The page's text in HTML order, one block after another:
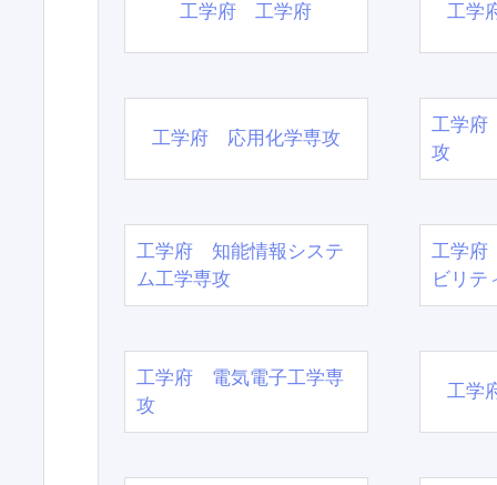
工学府 工学府 工学
工学府 応用化学専攻
工学府
攻
工学府 知能情報システ
ム工学専攻
工学府
ビリテ
工学府 電気電子工学専
攻
工学